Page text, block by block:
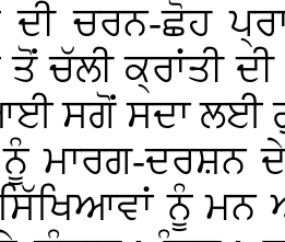
ਦੀ ਚਰਨ-ਛੋਹ
ਤੋਂ ਚੱਲੀ ਕ੍ਰਾਂਤੀ
ਸਗੋਂ ਸਦਾ ਲਈ
ਮਾਰਗ-ਦਰਸ਼ਨ
ਨੂੰ ਮਨ